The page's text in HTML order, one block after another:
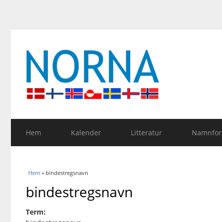
Hem Kalender Litteratur
Du är här
Hem » bindestregsnavn
bindestregsnavn
Term: